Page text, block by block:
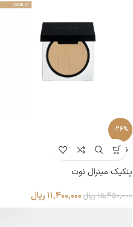
-26%
ناموجو
د
پنکیک مینرال نوت
۱۵,۴۵۰,۰۰۰ ریال ۱۱,۴۰۰,۰۰۰ریال